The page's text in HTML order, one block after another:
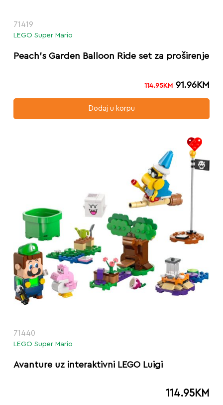
71419
LEGO Super Mario
Peach’s Garden Balloon Ride set za proširenje
114.95KM 91.96KM
Dodaj u korpu
71440
LEGO Super Mario
Avanture uz interaktivni LEGO Luigi
114.95KM